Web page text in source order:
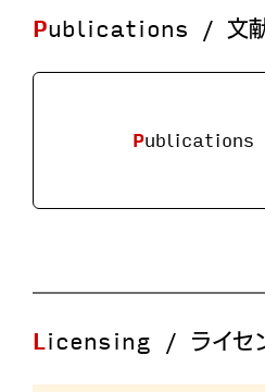
Publications / 文
Publications
Licensing / ライセ